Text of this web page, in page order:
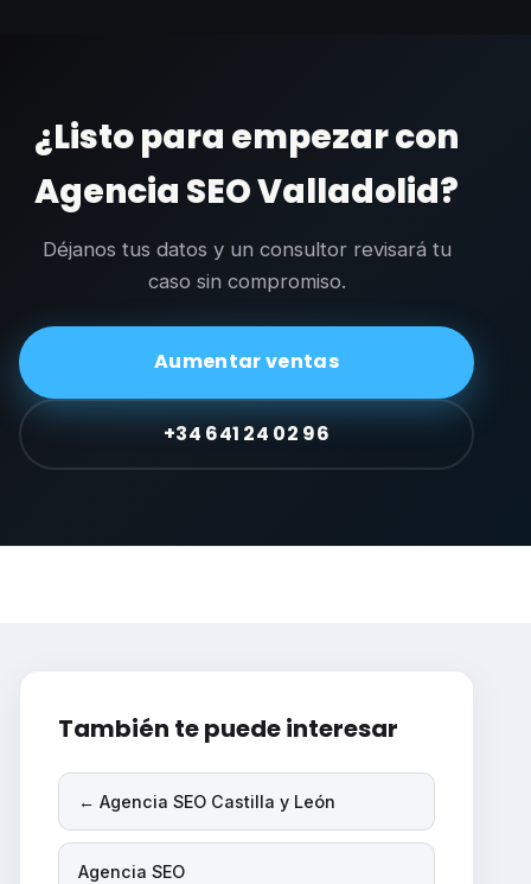
¿Listo para empezar con
Agencia SEO Valladolid?
Déjanos tus datos y un consultor revisará tu
caso sin compromiso.
Aumentar ventas
+34 641 24 02 96
También te puede interesar
← Agencia SEO Castilla y León
Agencia SEO